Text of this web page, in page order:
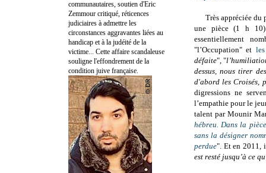
Très appréciée du
une pièce (1 h 10)
essentiellement
"l’Occupation" et
défaite", "
dessus, nous tirer
d'abord les Croisés,
digressions ne
l’empathie pour le
talent par Mounir
hébreu. Dans la
sans la désigner
perdue". Et en
est resté jusqu’à ce
communautaires, soutien d'Eric
Zemmour critiqué, réticences
judiciaires à admettre les
circonstances aggravantes liées au
handicap et à la judéité de la
victime... Cette affaire scandaleuse
souligne l'effondrement de la
condition juive française.